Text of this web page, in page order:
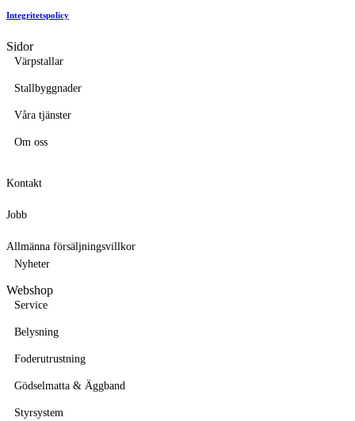
Integritetspolicy
Sidor
Värpstallar
Stallbyggnader
Våra tjänster
Om oss
Kontakt
Jobb
Allmänna försäljningsvillkor
Nyheter
Webshop
Service
Belysning
Foderutrustning
Gödselmatta & Äggband
Styrsystem